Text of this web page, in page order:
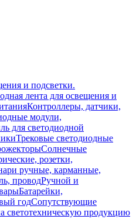
и подсветки.
лента для освещения и
Контроллеры, датчики,
модули,
для светодиодной
Трековые светодиодные
Солнечные
розетки,
ручные, карманные,
проводРучной и
Батарейки,
годСопутствующие
светотехническую продукцию